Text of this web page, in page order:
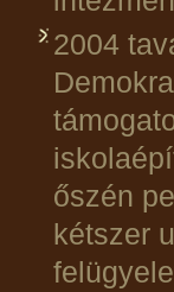
2004
őszén
kétszer